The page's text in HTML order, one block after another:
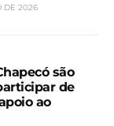
DE 2026
são
de
ao